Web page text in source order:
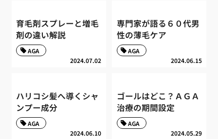
育毛剤スプレーと増毛
剤の違い解説
2024.07.02
AGA
専門家が語る６０代男
性の薄毛ケア
2024.06.15
AGA
ハリコシ髪へ導くシャ
ンプー成分
2024.06.10
AGA
ゴールはどこ？ＡＧＡ
治療の期間設定
2024.05.29
AGA